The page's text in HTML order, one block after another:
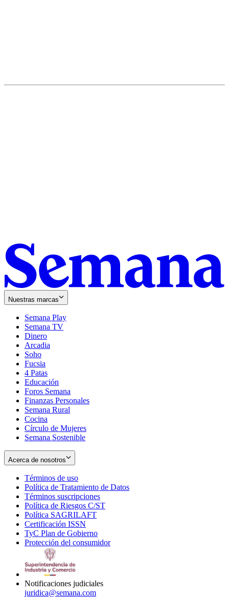
Nuestras marcas
Semana Play
Semana TV
Dinero
Arcadia
Soho
in
new
window
Fucsia
in
new
window
4 Patas
Educación
Foros Semana
Finanzas Personales
Semana Rural
Cocina
Círculo de Mujeres
Semana Sostenible
Acerca de nosotros
Términos de uso
in
new
window
Política de Tratamiento de Datos
Términos suscripciones
in
Política de Riesgos C/ST
Política SAGRILAFT
new
window
Certificación ISSN
in
new
TyC Plan de Gobierno
in
Protección del consumidorOpens
Notificaciones judiciales
juridica@semana.com